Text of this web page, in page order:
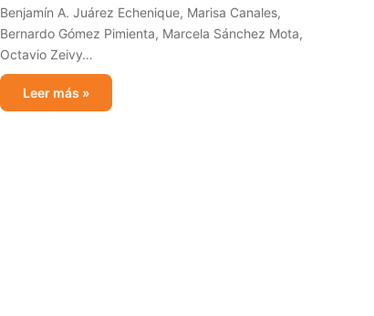
Benjamín A. Juárez Echenique, Marisa Canales,
Bernardo Gómez Pimienta, Marcela Sánchez Mota,
Octavio Zeivy…
Leer más »